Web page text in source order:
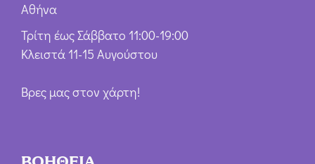
Αθήνα
Τρίτη έως Σάββατο 11:00-19:00
Κλειστά 11-15 Αυγούστου
Βρες μας στον χάρτη!